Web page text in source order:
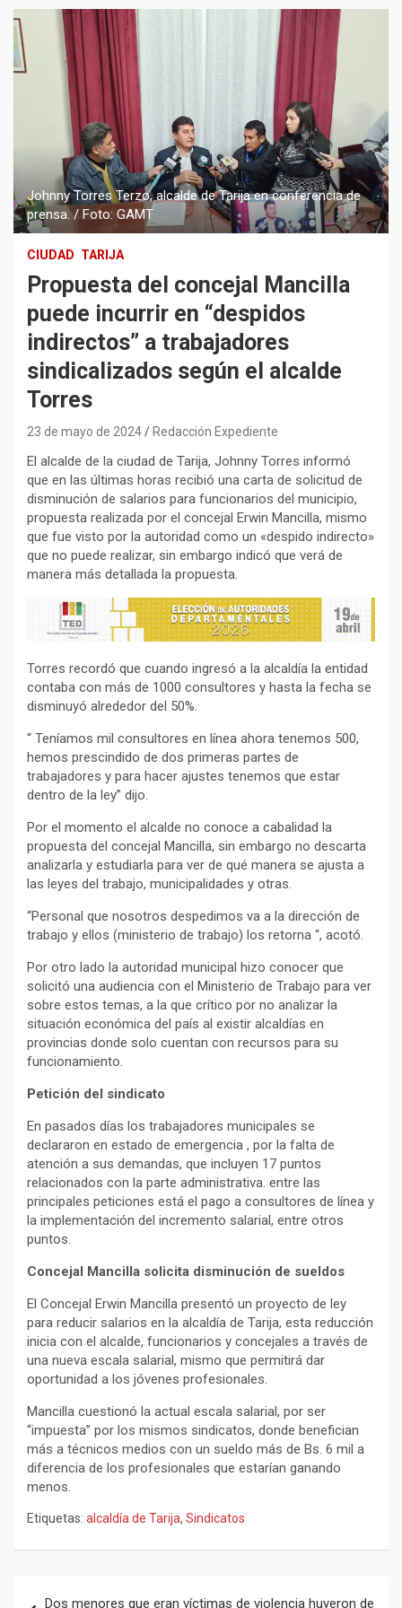
Johnny Torres Terzo, alcalde de Tarija en conferencia de
prensa. / Foto: GAMT
CIUDAD TARIJA
Propuesta del concejal Mancilla
puede incurrir en “despidos
indirectos” a trabajadores
sindicalizados según el alcalde
Torres
23 de mayo de 2024 Redacción Expediente
El alcalde de la ciudad de Tarija, Johnny Torres informó
que en las últimas horas recibió una carta de solicitud de
disminución de salarios para funcionarios del municipio,
propuesta realizada por el concejal Erwin Mancilla, mismo
que fue visto por la autoridad como un «despido indirecto»
que no puede realizar, sin embargo indicó que verá de
manera más detallada la propuesta.
Torres recordó que cuando ingresó a la alcaldía la entidad
contaba con más de 1000 consultores y hasta la fecha se
disminuyó alrededor del 50%.
“ Teníamos mil consultores en línea ahora tenemos 500,
hemos prescindido de dos primeras partes de
trabajadores y para hacer ajustes tenemos que estar
dentro de la ley” dijo.
Por el momento el alcalde no conoce a cabalidad la
propuesta del concejal Mancilla, sin embargo no descarta
analizarla y estudiarla para ver de qué manera se ajusta a
las leyes del trabajo, municipalidades y otras.
“Personal que nosotros despedimos va a la dirección de
trabajo y ellos (ministerio de trabajo) los retorna “, acotó.
Por otro lado la autoridad municipal hizo conocer que
solicitó una audiencia con el Ministerio de Trabajo para ver
sobre estos temas, a la que crítico por no analizar la
situación económica del país al existir alcaldías en
provincias donde solo cuentan con recursos para su
funcionamiento.
Petición del sindicato
En pasados días los trabajadores municipales se
declararon en estado de emergencia , por la falta de
atención a sus demandas, que incluyen 17 puntos
relacionados con la parte administrativa. entre las
principales peticiones está el pago a consultores de línea y
la implementación del incremento salarial, entre otros
puntos.
Concejal Mancilla solicita disminución de sueldos
El Concejal Erwin Mancilla presentó un proyecto de ley
para reducir salarios en la alcaldía de Tarija, esta reducción
inicia con el alcalde, funcionarios y concejales a través de
una nueva escala salarial, mismo que permitirá dar
oportunidad a los jóvenes profesionales.
Mancilla cuestionó la actual escala salarial, por ser
“impuesta” por los mismos sindicatos, donde benefician
más a técnicos medios con un sueldo más de Bs. 6 mil a
diferencia de los profesionales que estarían ganando
menos.
Etiquetas: alcaldía de Tarija, Sindicatos
Dos menores que eran víctimas de violencia huyeron de